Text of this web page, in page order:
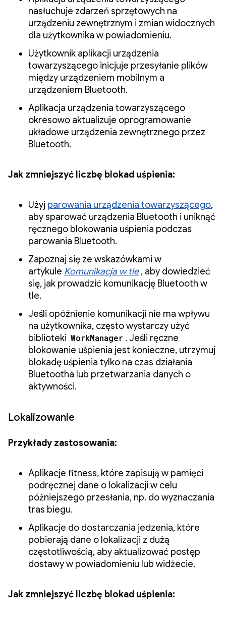
nasłuchuje zdarzeń sprzętowych na
urządzeniu zewnętrznym i zmian widocznych
dla użytkownika w powiadomieniu.
Użytkownik aplikacji urządzenia
towarzyszącego inicjuje przesyłanie plików
między urządzeniem mobilnym a
urządzeniem Bluetooth.
Aplikacja urządzenia towarzyszącego
okresowo aktualizuje oprogramowanie
układowe urządzenia zewnętrznego przez
Bluetooth.
Jak zmniejszyć liczbę blokad uśpienia:
Użyj parowania urządzenia towarzyszącego,
aby sparować urządzenia Bluetooth i uniknąć
ręcznego blokowania uśpienia podczas
parowania Bluetooth.
Zapoznaj się ze wskazówkami w
artykule Komunikacja w tle, aby dowiedzieć
się, jak prowadzić komunikację Bluetooth w
tle.
Jeśli opóźnienie komunikacji nie ma wpływu
na użytkownika, często wystarczy użyć
biblioteki WorkManager . Jeśli ręczne
blokowanie uśpienia jest konieczne, utrzymuj
blokadę uśpienia tylko na czas działania
Bluetootha lub przetwarzania danych o
aktywności.
Lokalizowanie
Przykłady zastosowania:
Aplikacje fitness, które zapisują w pamięci
podręcznej dane o lokalizacji w celu
późniejszego przesłania, np. do wyznaczania
tras biegu.
Aplikacje do dostarczania jedzenia, które
pobierają dane o lokalizacji z dużą
częstotliwością, aby aktualizować postęp
dostawy w powiadomieniu lub widżecie.
Jak zmniejszyć liczbę blokad uśpienia: